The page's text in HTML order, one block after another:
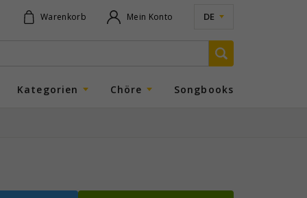
Warenkorb Mein Konto DE
Kategorien Chöre Songbooks